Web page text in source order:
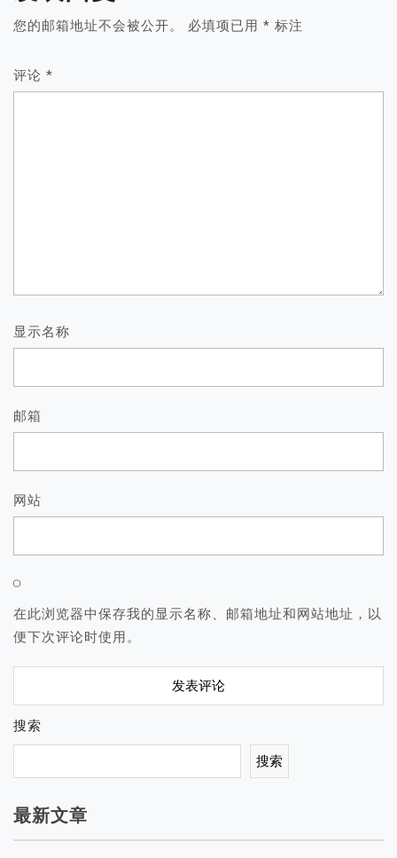
您的邮箱地址不会被公开。 必填项已用 * 标注
评论 *
显示名称
邮箱
网站
在此浏览器中保存我的显示名称、邮箱地址和网站地址，以
便下次评论时使用。
搜索
搜索
最新文章